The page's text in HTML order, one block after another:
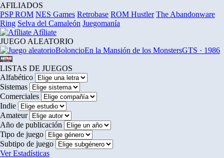
AFILIADOS
PSP ROM NES Games Retrobase ROM Hustler The Abandonware
Ring Selva del Camaleón Juegomanía
Afíliate
JUEGO ALEATORIO
BoloncioEn la Mansión de los MonstersGTS · 1986
LISTAS DE JUEGOS
Alfabético
Sistemas
Comerciales
Indie
Amateur
Año de publicación
Tipo de juego
Subtipo de juego
Ver Estadísticas